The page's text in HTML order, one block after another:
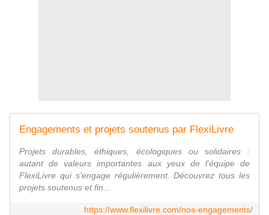
Engagements et projets soutenus par FlexiLivre
Projets durables, éthiques, écologiques ou solidaires :
autant de valeurs importantes aux yeux de l'équipe de
FlexiLivre qui s'engage régulièrement. Découvrez tous les
projets soutenus et fin...
https://www.flexilivre.com/nos-engagements/